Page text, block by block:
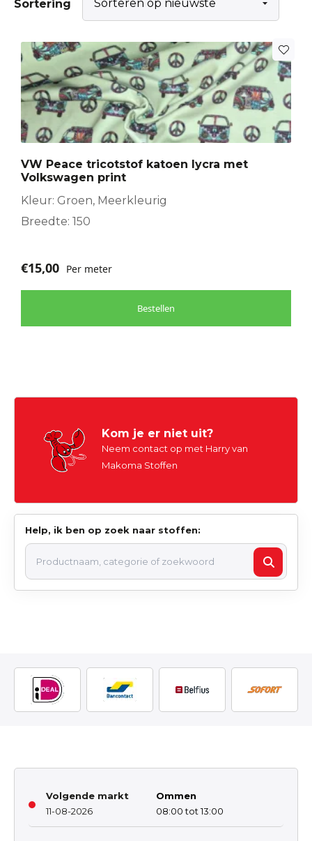
Sortering
VW Peace tricotstof katoen lycra met
Volkswagen print
Kleur: Groen, Meerkleurig
Breedte: 150
€15,00 Per meter
Bestellen
Kom je er niet uit?
Neem contact op met Harry van
Makoma Stoffen
Help, ik ben op zoek naar stoffen:
Volgende markt
11-08-2026
Ommen
08:00 tot 13:00